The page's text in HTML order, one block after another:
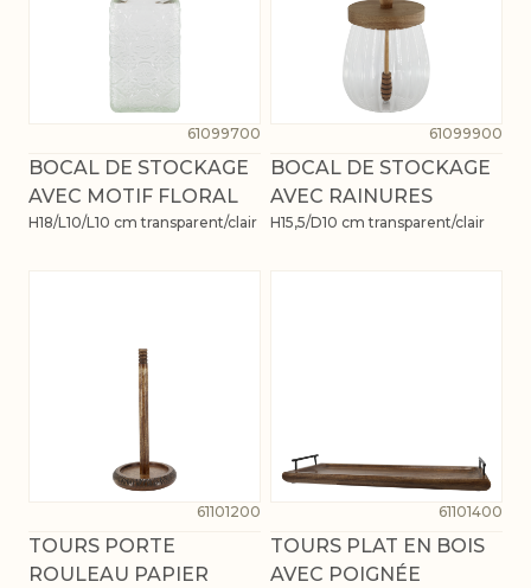
61099700
BOCAL DE STOCKAGE
AVEC MOTIF FLORAL
H18/L10/L10 cm transparent/clair
61099900
BOCAL DE STOCKAGE
AVEC RAINURES
H15,5/D10 cm transparent/clair
61101200
TOURS PORTE
ROULEAU PAPIER
61101400
TOURS PLAT EN BOIS
AVEC POIGNÉE